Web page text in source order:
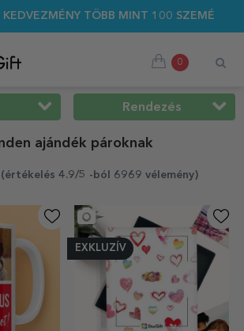
SZEMÉLYRE SZABOTT AJÁNDÉKRA ☀️
0
Rendezés
ajándék pároknak
(értékelés 4.9/5 -ból 6969 vélemény)
EXKLUZÍV